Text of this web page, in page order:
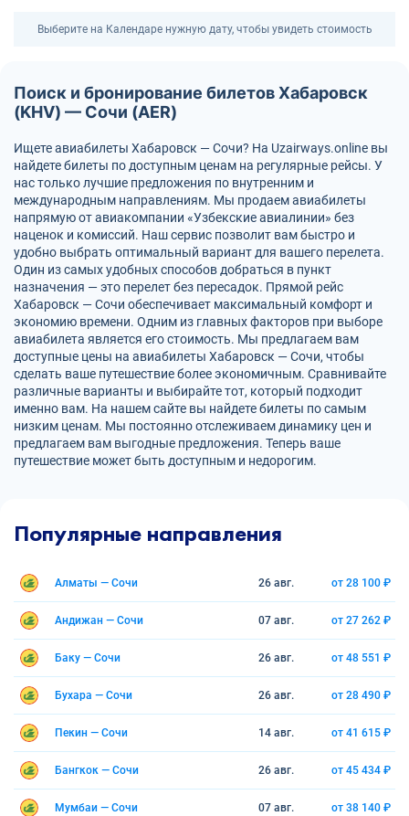
Выберите на Календаре нужную дату, чтобы увидеть стоимость
Поиск и бронирование билетов Хабаровск
(KHV) — Сочи (AER)
Ищете авиабилеты Хабаровск — Сочи? На Uzairways.online вы
найдете билеты по доступным ценам на регулярные рейсы. У
нас только лучшие предложения по внутренним и
международным направлениям. Мы продаем авиабилеты
напрямую от авиакомпании «Узбекские авиалинии» без
наценок и комиссий. Наш сервис позволит вам быстро и
удобно выбрать оптимальный вариант для вашего перелета.
Один из самых удобных способов добраться в пункт
назначения — это перелет без пересадок. Прямой рейс
Хабаровск — Сочи обеспечивает максимальный комфорт и
экономию времени. Одним из главных факторов при выборе
авиабилета является его стоимость. Мы предлагаем вам
доступные цены на авиабилеты Хабаровск — Сочи, чтобы
сделать ваше путешествие более экономичным. Сравнивайте
различные варианты и выбирайте тот, который подходит
именно вам. На нашем сайте вы найдете билеты по самым
низким ценам. Мы постоянно отслеживаем динамику цен и
предлагаем вам выгодные предложения. Теперь ваше
путешествие может быть доступным и недорогим.
Популярные направления
Алматы — Сочи 26 авг. от 28 100 ₽
Андижан — Сочи 07 авг. от 27 262 ₽
Баку — Сочи 26 авг. от 48 551 ₽
Бухара — Сочи 26 авг. от 28 490 ₽
Пекин — Сочи 14 авг. от 41 615 ₽
Бангкок — Сочи 26 авг. от 45 434 ₽
Мумбаи — Сочи 07 авг. от 38 140 ₽